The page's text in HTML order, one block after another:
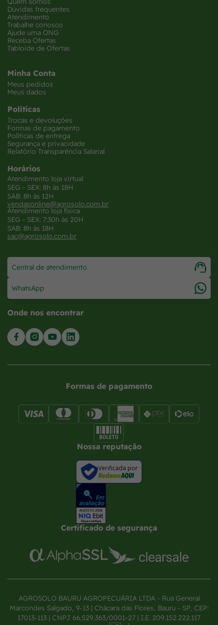
Dúvidas frequentes
Atendimento
Trabalhe conosco
Ajude uma ONG
Receba Ofertas
Tabloide de Ofertas
Minha Conta
Meus pedidos
Meus dados
Políticas
Trocas e devoluções
Formas de pagamento
Políticas de entrega
Segurança e privacidade
Relatório Transparência Salarial
Horários
Atendimento loja virtual
SEG - SEX: 8h às 18H
SAB: 8h às 12H
vendasonline@agrosolo.com.br
Atendimento loja física
SEG - SEX: 7:30h às 20H
SAB: 8h às 18H
sac@agrosolo.com.br
Central de atendimento
WhatsApp
Onde nos encontrar
Formas de pagamento
Nossa reputação
Verificada por
Certificado de segurança
AGROSOLO BAURU AGROPECUÁRIA LTDA - Rua General
Marcondes Salgado, 9-13 | Chácara das Flores, Bauru - SP, CEP:
17013-113 | CNPJ 66.529.363/0001-27 | I.E. 209.152.222.117